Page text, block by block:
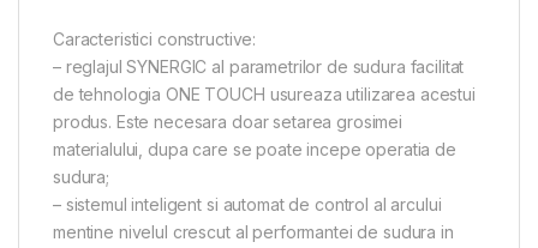
Caracteristici constructive:
– reglajul SYNERGIC al parametrilor de sudura facilitat
de tehnologia ONE TOUCH usureaza utilizarea acestui
produs. Este necesara doar setarea grosimei
materialului, dupa care se poate incepe operatia de
sudura;
– sistemul inteligent si automat de control al arcului
mentine nivelul crescut al performantei de sudura in